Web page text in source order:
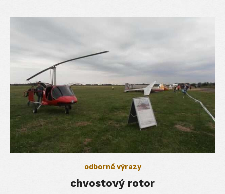
odborné výrazy
chvostový rotor